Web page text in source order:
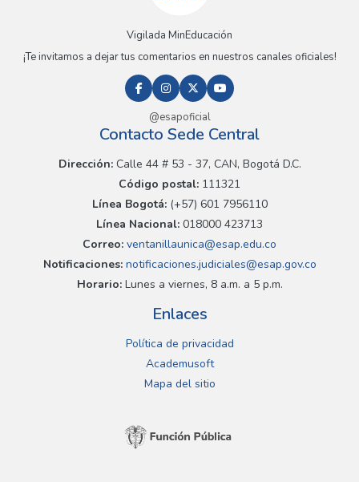
Vigilada MinEducación
¡Te invitamos a dejar tus comentarios en nuestros canales oficiales!
@esapoficial
Contacto Sede Central
Dirección:Calle 44 # 53 - 37, CAN, Bogotá D.C.
Código postal: 111321
Línea Bogotá:(+57) 601 7956110
Línea Nacional: 018000 423713
Correo: ventanillaunica@esap.edu.co
Notificaciones:notificaciones.judiciales@esap.gov.co
Horario:Lunes a viernes, 8 a.m. a 5 p.m.
Enlaces
Política de privacidad
Academusoft
Mapa del sitio